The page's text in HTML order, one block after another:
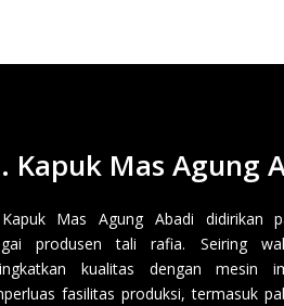
Kapuk Mas Agung
Mas Agung Abadi didirikan
produsen tali rafia. Seiring
kualitas dengan mesin
fasilitas produksi, termasuk